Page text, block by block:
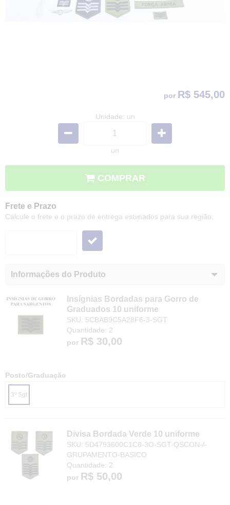
por R$ 545,00
Unidade: un
un
COMPRAR
Frete e Prazo
Calcule o frete e o prazo de entrega estimados para sua região:
Informações do Produto
Insígnias Bordadas para Gorro de
Graduados 10 uniforme
SKU: 5CBAB9C5A28F6-3-SGT
Quantidade: 2
por R$ 30,00
Posto/Graduação
3º Sgt
Divisa Bordada Verde 10 uniforme
SKU: 5D4793600C1C8-3O-SGT-QSCON-/-
GRUPAMENTO-BASICO
Quantidade: 2
por R$ 50,00